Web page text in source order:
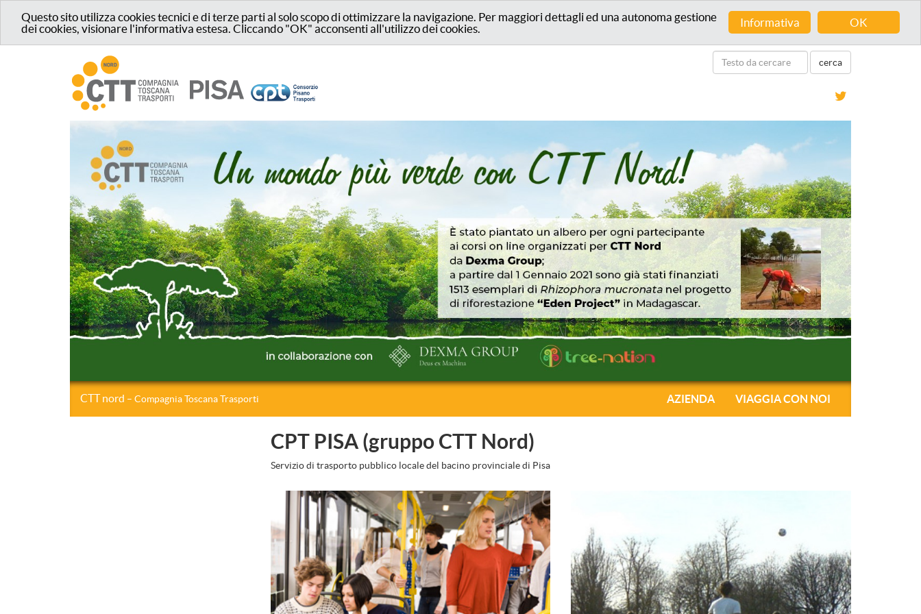
OK
Informativa
Questo sito utilizza cookies tecnici e di terze parti al solo scopo di ottimizzare la navigazione. Per maggiori dettagli ed una autonoma gestione
dei cookies, visionare l'informativa estesa. Cliccando "OK" acconsenti all'utilizzo dei cookies.
CTT nord – Compagnia Toscana Trasporti AZIENDA VIAGGIA CON NOI
CPT PISA (gruppo CTT Nord)
Servizio di trasporto pubblico locale del bacino provinciale di Pisa